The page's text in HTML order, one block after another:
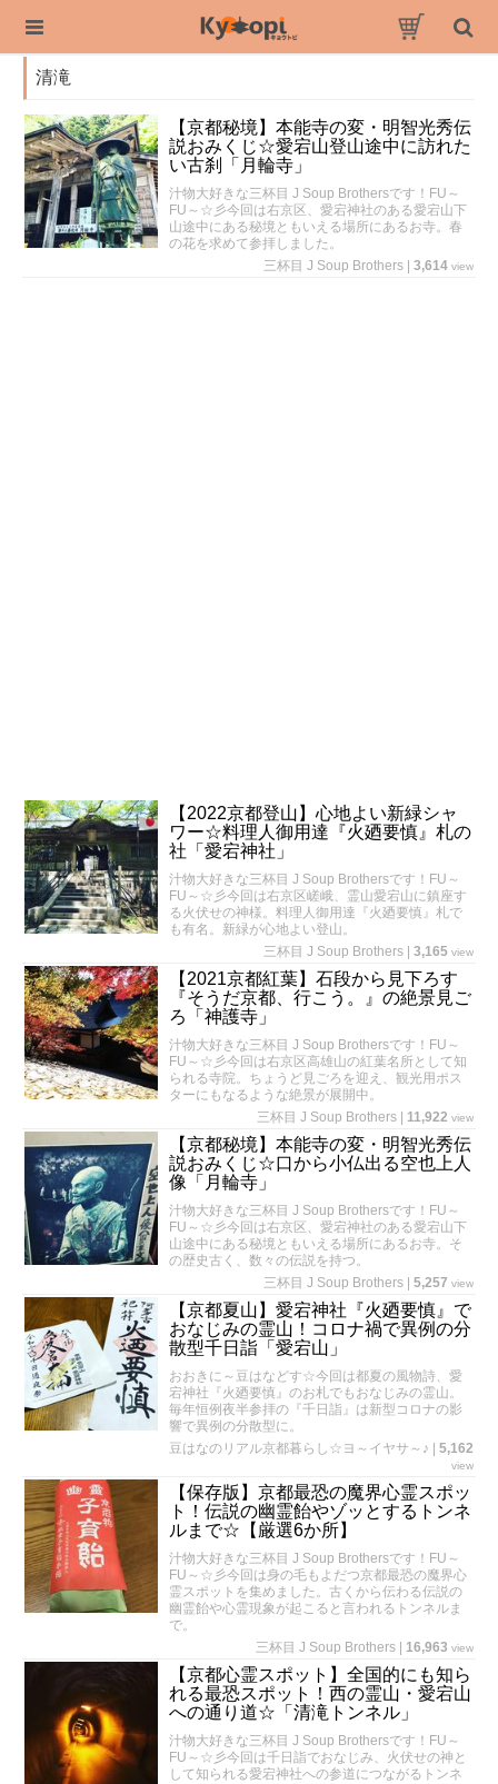
清滝
【京都秘境】本能寺の変・明智光秀伝
説おみくじ☆愛宕山登山途中に訪れた
い古刹「月輪寺」
汁物大好きな三杯目 J Soup Brothersです！FU～
FU～☆彡今回は右京区、愛宕神社のある愛宕山下
山途中にある秘境ともいえる場所にあるお寺。春
の花を求めて参拝しました。
三杯目 J Soup Brothers
3,614 view
【2022京都登山】心地よい新緑シャ
ワー☆料理人御用達『火廼要慎』札の
社「愛宕神社」
汁物大好きな三杯目 J Soup Brothersです！FU～
FU～☆彡今回は右京区嵯峨、霊山愛宕山に鎮座す
る火伏せの神様。料理人御用達『火廼要慎』札で
も有名。新緑が心地よい登山。
三杯目 J Soup Brothers
3,165 view
【2021京都紅葉】石段から見下ろす
『そうだ京都、行こう。』の絶景見ご
ろ「神護寺」
汁物大好きな三杯目 J Soup Brothersです！FU～
FU～☆彡今回は右京区高雄山の紅葉名所として知
られる寺院。ちょうど見ごろを迎え、観光用ポス
ターにもなるような絶景が展開中。
三杯目 J Soup Brothers
11,922 view
【京都秘境】本能寺の変・明智光秀伝
説おみくじ☆口から小仏出る空也上人
像「月輪寺」
汁物大好きな三杯目 J Soup Brothersです！FU～
FU～☆彡今回は右京区、愛宕神社のある愛宕山下
山途中にある秘境ともいえる場所にあるお寺。そ
の歴史古く、数々の伝説を持つ。
三杯目 J Soup Brothers
5,257 view
【京都夏山】愛宕神社『火廼要慎』で
おなじみの霊山！コロナ禍で異例の分
散型千日詣「愛宕山」
おおきに～豆はなどす☆今回は都夏の風物詩、愛
宕神社『火廼要慎』のお札でもおなじみの霊山。
毎年恒例夜半参拝の『千日詣』は新型コロナの影
響で異例の分散型に。
豆はなのリアル京都暮らし☆ヨ～イヤサ～♪
5,162
view
【保存版】京都最恐の魔界心霊スポッ
ト！伝説の幽霊飴やゾッとするトンネ
ルまで☆【厳選6か所】
汁物大好きな三杯目 J Soup Brothersです！FU～
FU～☆彡今回は身の毛もよだつ京都最恐の魔界心
霊スポットを集めました。古くから伝わる伝説の
幽霊飴や心霊現象が起こると言われるトンネルま
で。
三杯目 J Soup Brothers
16,963 view
【京都心霊スポット】全国的にも知ら
れる最恐スポット！西の霊山・愛宕山
への通り道☆「清滝トンネル」
汁物大好きな三杯目 J Soup Brothersです！FU～
FU～☆彡今回は千日詣でおなじみ、火伏せの神と
して知られる愛宕神社への参道につながるトンネ